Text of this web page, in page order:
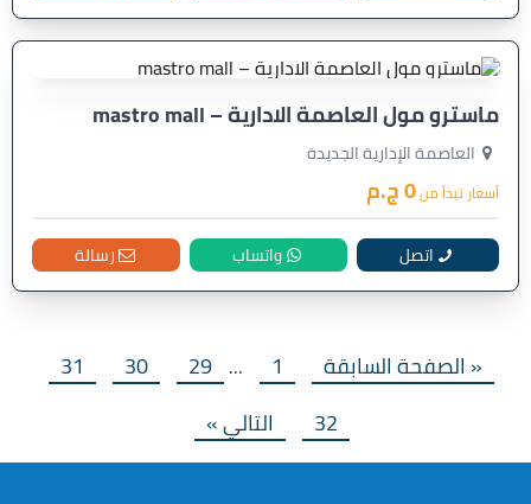
ماسترو مول العاصمة الادارية – mastro mall
العاصمة الإدارية الجديدة
أسعار تبدأ من0 ج.م
اتصل واتساب رسالة
« الصفحة السابقة 1
…
29
30
31
32
التالي »